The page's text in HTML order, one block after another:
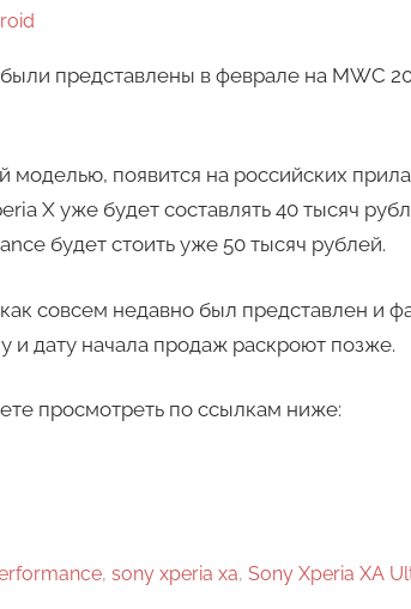
представлены в феврале на MWC
моделью, появится на российских
X уже будет составлять 40 тысяч
будет стоить уже 50 тысяч рублей.
совсем недавно был представлен и
дату начала продаж раскроют позже.
просмотреть по ссылкам ниже:
, sony xperia xa, Sony Xperia XA